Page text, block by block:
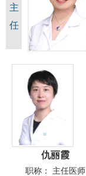
主
任
仇丽霞
职称： 主任医师